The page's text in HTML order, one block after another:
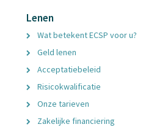
Lenen
Wat betekent ECSP voor u?
Geld lenen
Acceptatiebeleid
Risicokwalificatie
Onze tarieven
Zakelijke financiering